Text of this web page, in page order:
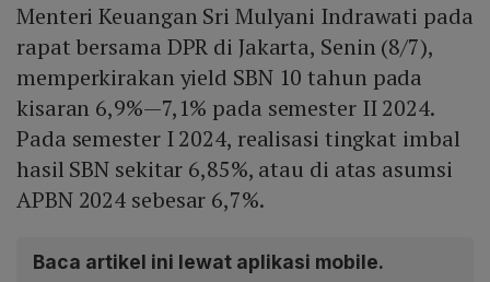
Menteri Keuangan Sri Mulyani Indrawati pada
rapat bersama DPR di Jakarta, Senin (8/7),
memperkirakan yield SBN 10 tahun pada
kisaran 6,9%—7,1% pada semester II 2024.
Pada semester I 2024, realisasi tingkat imbal
hasil SBN sekitar 6,85%, atau di atas asumsi
APBN 2024 sebesar 6,7%.
Baca artikel ini lewat aplikasi mobile.